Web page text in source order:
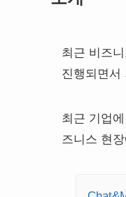
최근 비즈
진행되면서
최근 기업
즈니스 현